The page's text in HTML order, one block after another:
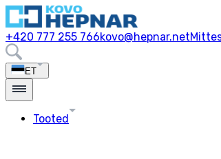
+420 777 255 766kovo@hepnar.net
ET
Tooted